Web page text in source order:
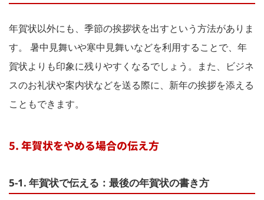
年賀状以外にも、季節の挨拶状を出すという方法がありま
す。 暑中見舞いや寒中見舞いなどを利用することで、年
賀状よりも印象に残りやすくなるでしょう。また、ビジネ
スのお礼状や案内状などを送る際に、新年の挨拶を添える
こともできます。
5. 年賀状をやめる場合の伝え方
5-1. 年賀状で伝える：最後の年賀状の書き方